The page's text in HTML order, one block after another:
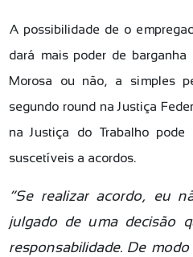
A possibilidade de o
dará mais poder de barganha
Morosa ou não, a simples
segundo round na Justiça
na Justiça do Trabalho
suscetíveis a acordos.
“Se realizar acordo, eu
julgado de uma decisão
responsabilidade. De